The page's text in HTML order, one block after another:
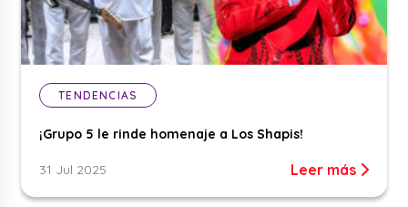
TENDENCIAS
¡Grupo 5 le rinde homenaje a Los Shapis!
31 Jul 2025 Leer más